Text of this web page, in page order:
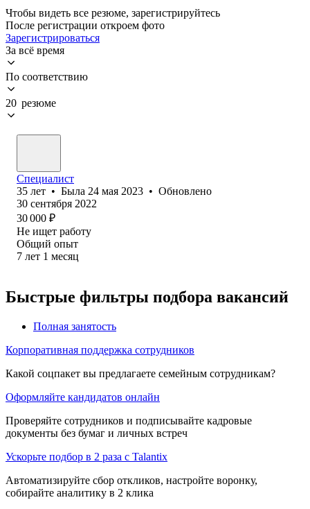
Чтобы видеть все резюме, зарегистрируйтесь
После регистрации откроем фото
Зарегистрироваться
За всё время
По соответствию
20 резюме
Специалист
35 лет • Была 24 мая 2023 • Обновлено
30 сентября 2022
30 000 ₽
Не ищет работу
Общий опыт
7 лет 1 месяц
Быстрые фильтры подбора вакансий
Полная занятость
Корпоративная поддержка сотрудников
Какой соцпакет вы предлагаете семейным сотрудникам?
Оформляйте кандидатов онлайн
Проверяйте сотрудников и подписывайте кадровые
документы без бумаг и личных встреч
Ускорьте подбор в 2 раза с Talantix
Автоматизируйте сбор откликов, настройте воронку,
собирайте аналитику в 2 клика